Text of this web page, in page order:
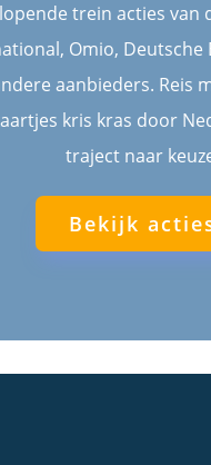
lopende trein acties van
Omio, Deutsche
aanbieders. Reis
kris kras door
traject naar
Bekijk